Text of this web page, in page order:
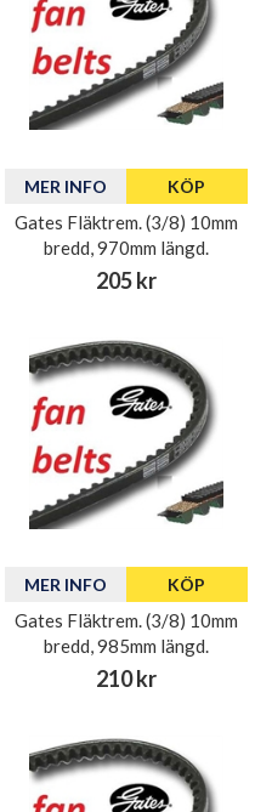
MER INFO KÖP
Gates Fläktrem. (3/8) 10mm
bredd, 970mm längd.
205 kr
MER INFO KÖP
Gates Fläktrem. (3/8) 10mm
bredd, 985mm längd.
210 kr